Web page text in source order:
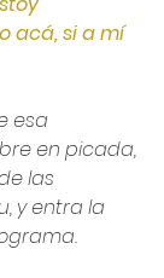
acá, si a mí
esa
en picada,
las
y entra la